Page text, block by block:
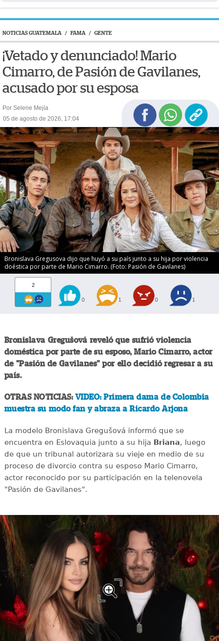
NOTICIAS GUATEMALA / FAMA / GENTE
¡Vetado y denunciado! Mario
Cimarro, de Pasión de Gavilanes,
acusado por su esposa
Por Selene Mejía
05 de agosto de 2026, 17:04
Bronislava Gregusova dijo que huyó a su país junto a su hija por violencia
doéstica por parte de Mario Cimarro. (Foto: Pasión de Gavilanes)
2
0 1 0 1
Bronislava Gregušová reveló que sufrió violencia
doméstica por parte de su esposo, Mario Cimarro, actor
de "Pasión de Gavilanes" por ello decidió regresar a su
país.
OTRAS NOTICIAS: VIDEO: Primera dama de Colombia
muestra su modo fan y abraza a Ricardo Arjona
La modelo Bronislava Gregušová informó que se
encuentra en Eslovaquia junto a su hija Briana, luego
de que un tribunal autorizara su vieje en medio de su
proceso de divorcio contra su esposo Mario Cimarro,
actor reconocido por su participación en la telenovela
"Pasión de Gavilanes".